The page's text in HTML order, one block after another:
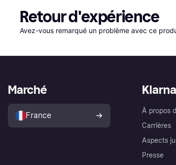
Retour d'expérience
Avez-vous remarqué un problème avec ce
Klarna
À propos
Carrières
Aspects
Presse
Marché
France